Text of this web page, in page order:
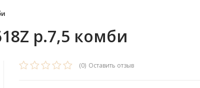
р.7,5 комби
(0) Оставить отзыв